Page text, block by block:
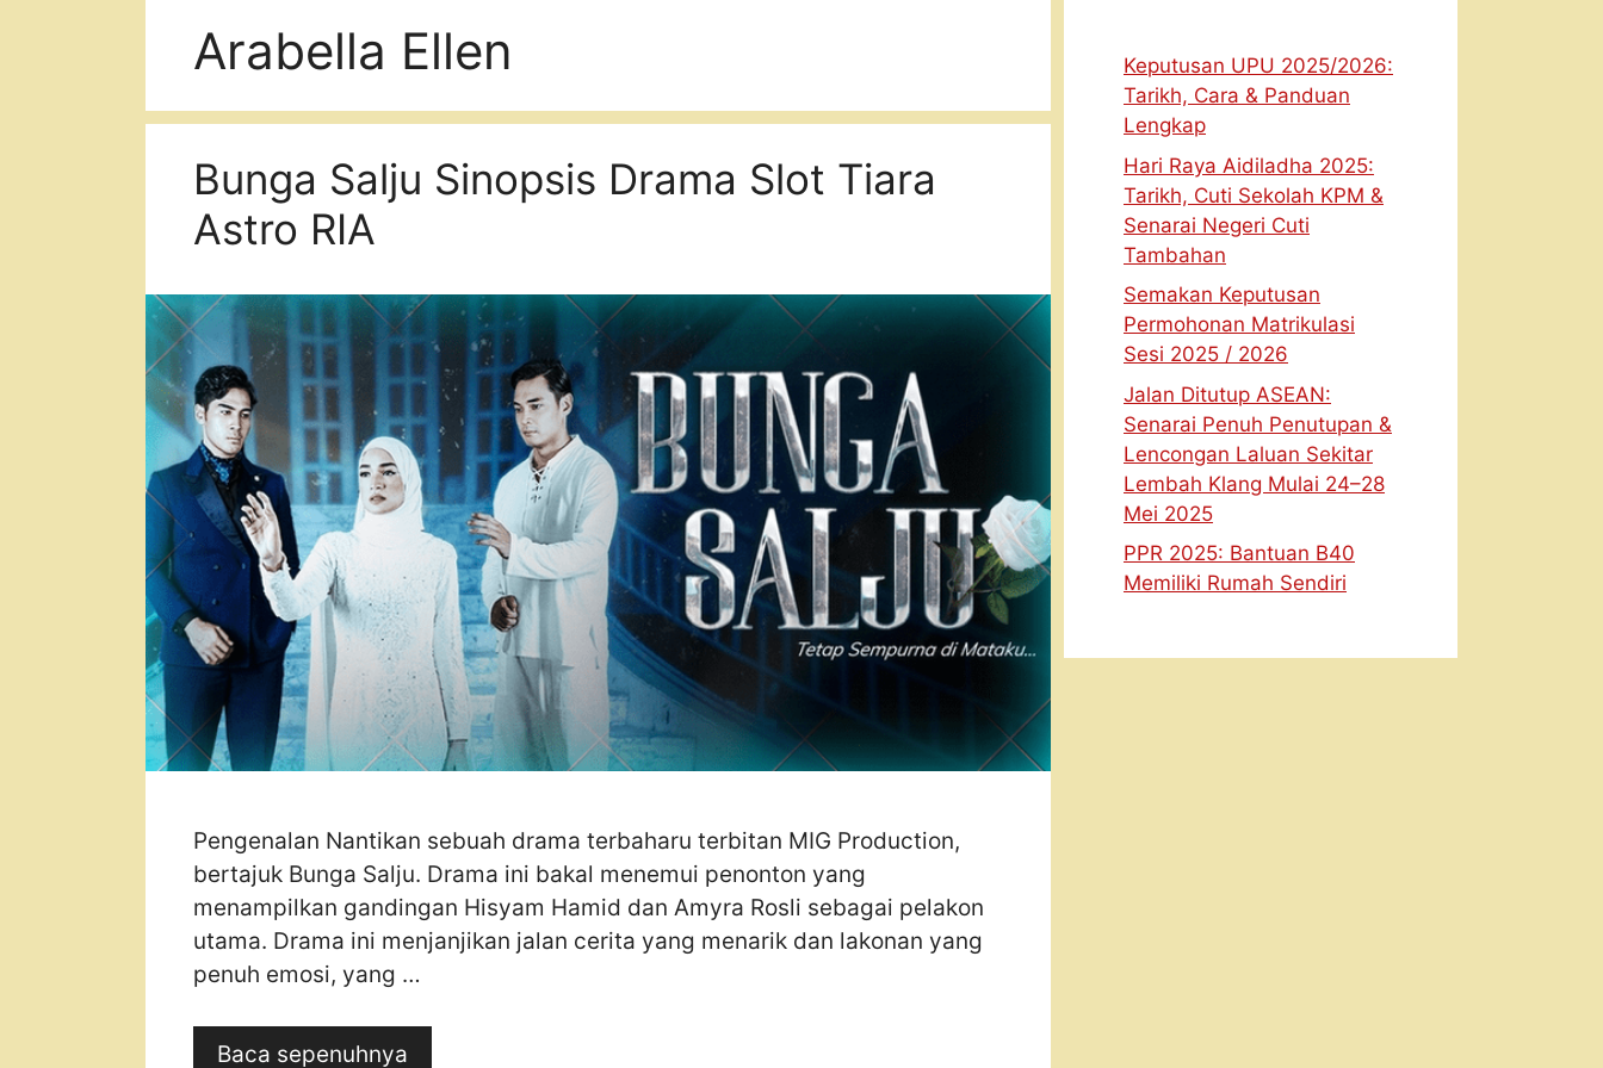
Arabella Ellen
Bunga Salju Sinopsis Drama Slot Tiara
Astro RIA
Pengenalan Nantikan sebuah drama terbaharu terbitan MIG Production,
bertajuk Bunga Salju. Drama ini bakal menemui penonton yang
menampilkan gandingan Hisyam Hamid dan Amyra Rosli sebagai pelakon
utama. Drama ini menjanjikan jalan cerita yang menarik dan lakonan yang
penuh emosi, yang …
Baca sepenuhnya
Keputusan UPU 2025/2026:
Tarikh, Cara & Panduan
Lengkap
Hari Raya Aidiladha 2025:
Tarikh, Cuti Sekolah KPM &
Senarai Negeri Cuti
Tambahan
Semakan Keputusan
Permohonan Matrikulasi
Sesi 2025 / 2026
Jalan Ditutup ASEAN:
Senarai Penuh Penutupan &
Lencongan Laluan Sekitar
Lembah Klang Mulai 24–28
Mei 2025
PPR 2025: Bantuan B40
Memiliki Rumah Sendiri